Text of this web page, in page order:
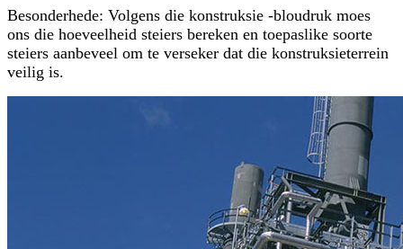
Besonderhede: Volgens die konstruksie -bloudruk moes
ons die hoeveelheid steiers bereken en toepaslike soorte
steiers aanbeveel om te verseker dat die konstruksieterrein
veilig is.